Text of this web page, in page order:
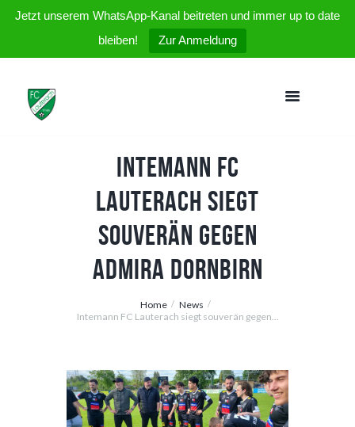
Jetzt unserem WhatsApp-Kanal beitreten und immer up to date
bleiben!
Zur Anmeldung
Intemann FC
Lauterach siegt
souverän gegen
Admira Dornbirn
Home
News
Intemann FC Lauterach siegt souverän gegen...